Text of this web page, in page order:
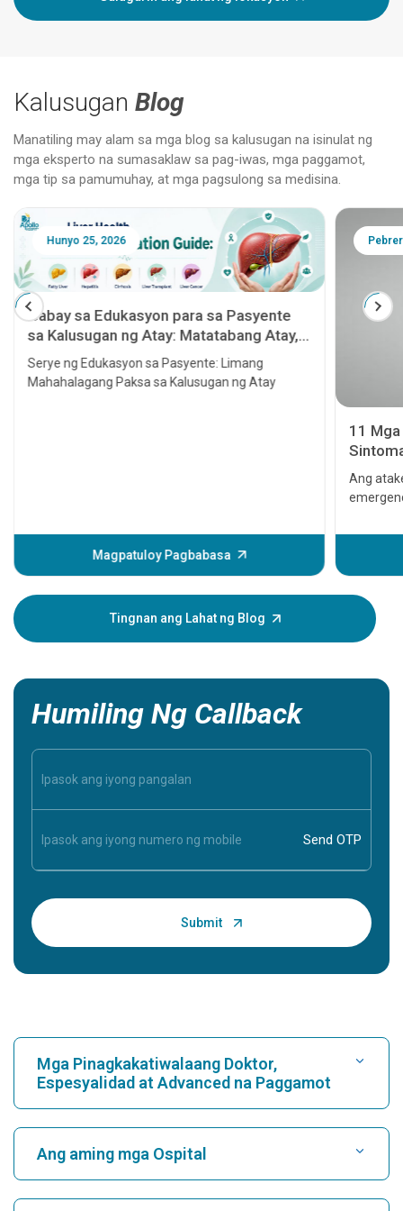
Kalusugan Blog
Manatiling may alam sa mga blog sa kalusugan na isinulat ng
mga eksperto na sumasaklaw sa pag-iwas, mga paggamot,
mga tip sa pamumuhay, at mga pagsulong sa medisina.
Hunyo 25, 2026
Gabay sa Edukasyon para sa Pasyente
sa Kalusugan ng Atay: Matatabang Atay,
Hepatitis, Cirrhosis, Paglipat ng Atay at
Kanser sa Atay
Serye ng Edukasyon sa Pasyente: Limang
Mahahalagang Paksa sa Kalusugan ng Atay
Magpatuloy Pagbabasa
11
Ang
sa puso
man
puso,
mga
Tingnan ang Lahat ng Blog
Humiling Ng Callback
Mga Pinagkakatiwalaang Doktor,
Espesyalidad at Advanced na Paggamot
Maghanap ng Ospital
Maghanap ng Cardiologist
Ang aming mga Ospital